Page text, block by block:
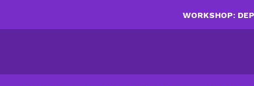
WORKSHOP: